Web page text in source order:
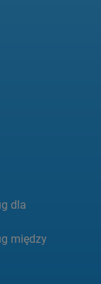
dla
między